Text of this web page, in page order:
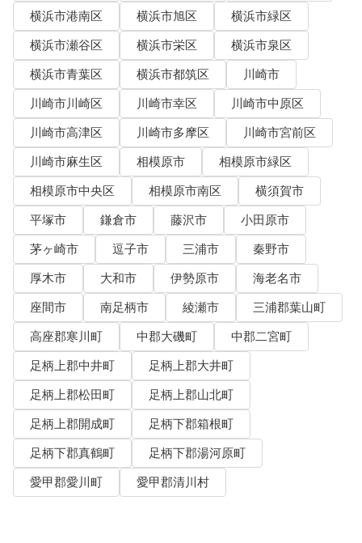
横浜市港南区
横浜市旭区
横浜市緑区
横浜市瀬谷区
横浜市栄区
横浜市泉区
横浜市青葉区
横浜市都筑区
川崎市
川崎市川崎区
川崎市幸区
川崎市中原区
川崎市高津区
川崎市多摩区
川崎市宮前区
川崎市麻生区
相模原市
相模原市緑区
相模原市中央区
相模原市南区
横須賀市
平塚市
鎌倉市 藤沢市
小田原市
茅ヶ崎市
逗子市 三浦市
秦野市
厚木市
大和市 伊勢原市
海老名市
座間市
南足柄市 綾瀬市
三浦郡葉山町
高座郡寒川町
中郡大磯町
中郡二宮町
足柄上郡中井町
足柄上郡大井町
足柄上郡松田町
足柄上郡山北町
足柄上郡開成町
足柄下郡箱根町
足柄下郡真鶴町
足柄下郡湯河原町
愛甲郡愛川町
愛甲郡清川村